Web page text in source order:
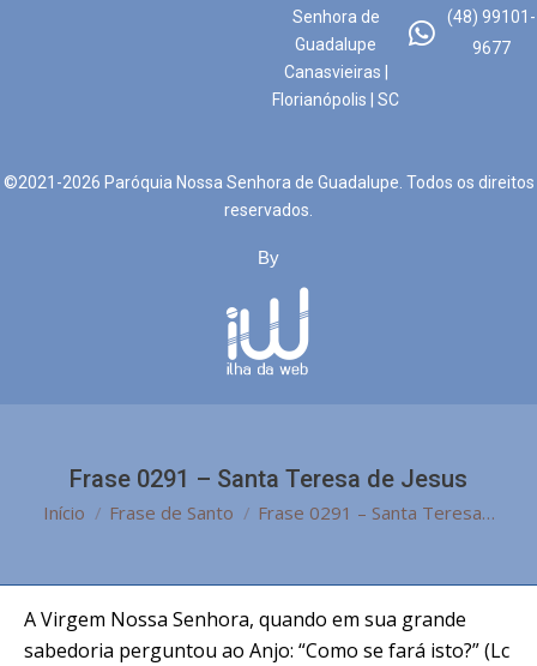
Frase 0291 – Santa Teresa de Jesus
Você está aqui:
Início Frase de Santo Frase 0291 – Santa Teresa…
A Virgem Nossa Senhora, quando em sua grande
sabedoria perguntou ao Anjo: “Como se fará isto?” (Lc
Senhora de
Guadalupe
Canasvieiras |
Florianópolis | SC
(48) 99101-
9677
©2021-2026 Paróquia Nossa Senhora de Guadalupe. Todos os direitos
reservados.
By